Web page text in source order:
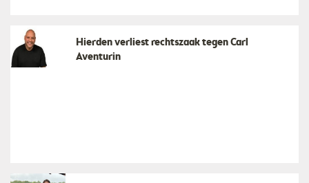
Hierden verliest rechtszaak tegen Carl
Aventurin